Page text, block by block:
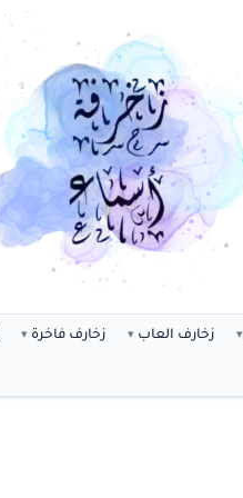
زخارف العاب زخارف فاخرة